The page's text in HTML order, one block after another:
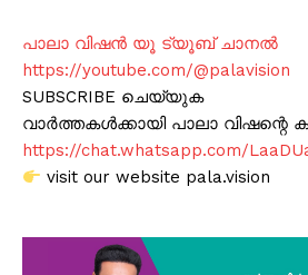
പാലാ വിഷൻ യൂ ട്യൂബ് ചാനൽ
https://youtube.com/@palavision
SUBSCRIBE ചെയ്യുക
വാർത്തകൾക്കായി പാലാ വിഷന്റെ
https://chat.whatsapp.com/
visit our website pala.vision